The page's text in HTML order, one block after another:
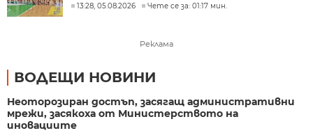
13:28, 05.08.2026 Чете се за: 01:17 мин.
Реклама
ВОДЕЩИ НОВИНИ
Неоторозиран достъп, засягащ административни
мрежи, засякоха от Министерството на
иновациите